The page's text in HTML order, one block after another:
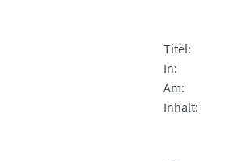
Titel
In
Am
Inhalt